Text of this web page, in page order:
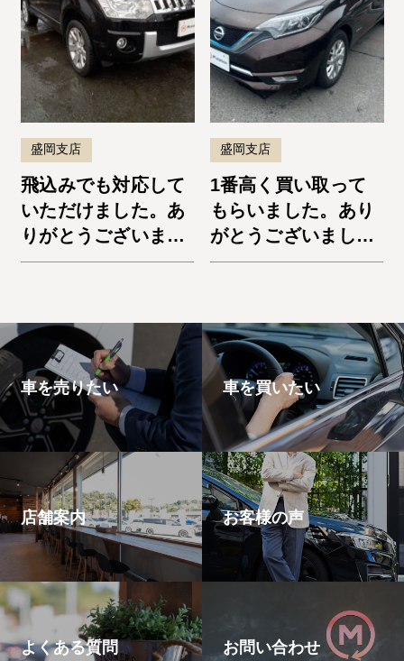
盛岡支店
飛込みでも対応して
いただけました。あ
りがとうございまし
た。デリカD:5
盛岡支店
1番高く買い取って
もらいました。あり
がとうございまし
た。ノートe-Power
車を売りたい 車を買いたい
店舗案内 お客様の声
よくある質問 お問い合わせ